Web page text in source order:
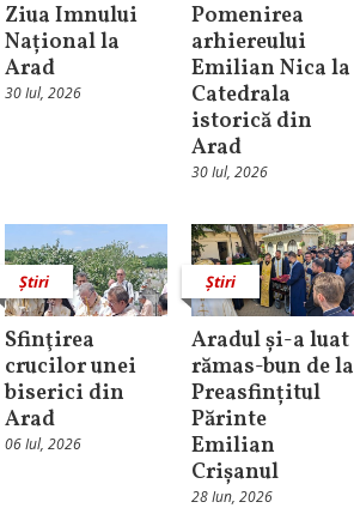
Ziua Imnului
Național la
Arad
30 Iul, 2026
Pomenirea
arhiereului
Emilian Nica la
Catedrala
istorică din
Arad
30 Iul, 2026
Știri
Sfinţirea
crucilor unei
biserici din
Arad
06 Iul, 2026
Știri
Aradul și-a luat
rămas-bun de la
Preasfințitul
Părinte
Emilian
Crișanul
28 Iun, 2026